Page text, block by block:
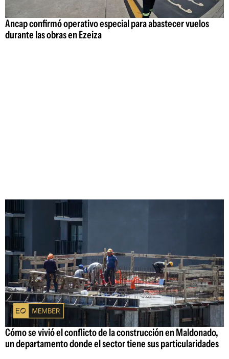
Ancap confirmó operativo especial para abastecer vuelos
durante las obras en Ezeiza
Cómo se vivió el conflicto de la construcción en Maldonado,
un departamento donde el sector tiene sus particularidades